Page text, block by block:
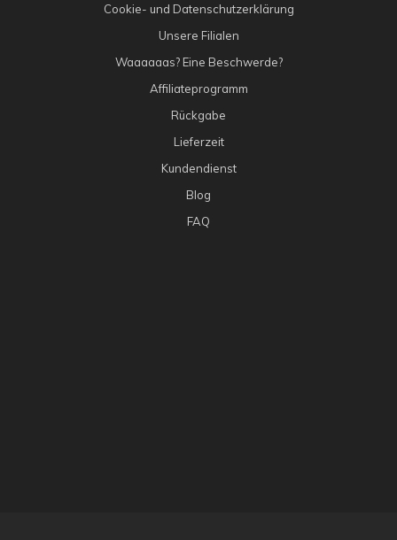
Cookie- und Datenschutzerklärung
Unsere Filialen
Waaaaaas? Eine Beschwerde?
Affiliateprogramm
Rückgabe
Lieferzeit
Kundendienst
Blog
FAQ